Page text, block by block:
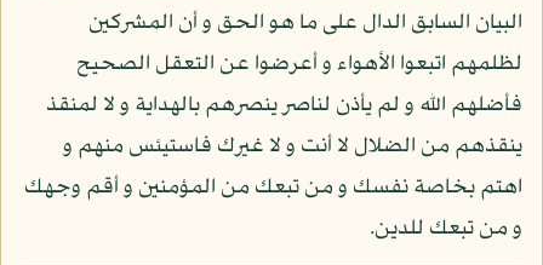
البيان السابق الدال على ما هو الحق و أن المشركين
لظلمهم اتبعوا الأهواء و أعرضوا عن التعقل الصحيح
فأضلهم الله و لم يأذن لناصر ينصرهم بالهداية و لا لمنقذ
ينقذهم من الضلال لا أنت و لا غيرك فاستيئس منهم و
اهتم بخاصة نفسك و من تبعك من المؤمنين و أقم وجهك
و من تبعك للدين.